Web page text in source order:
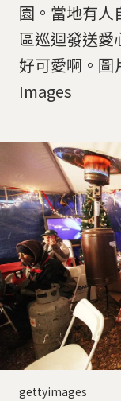
園。當地有人
區巡迴發送愛
好可愛啊。
Images
gettyimages